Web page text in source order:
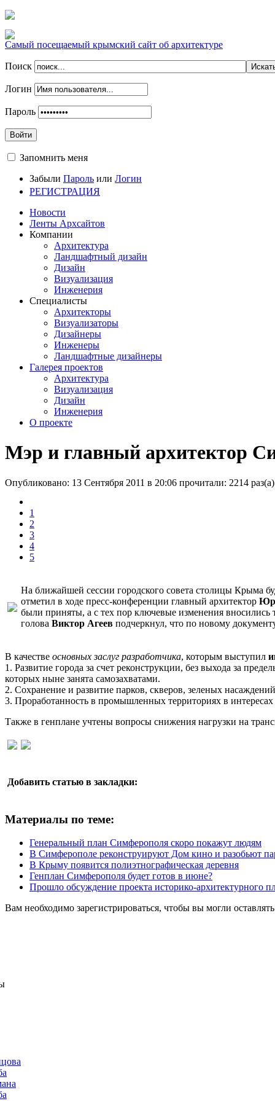
Самый посещаемый крымский сайт об архитектуре
Поиск
Логин
Пароль
Войти
Запомнить меня
Забыли Пароль или Логин
РЕГИСТРАЦИЯ
Новости
Ленты Архсайтов
Компании
Архитектура
Ландшафтный дизайн
Дизайн
Визуализация
Инженерия
Специалисты
Архитекторы
Визуализаторы
Дизайнеры
Инженеры
Ландшафтные дизайнеры
Галерея проектов
Архитектура
Визуализация
Дизайн
Инженерия
О проекте
Мэр и главный архитектор
Опубликовано: 13 Сентября 2011 в 20:06 прочитали: 2214 раз(а)
1
2
3
4
5
На ближайшей сессии городского совета столицы Крыма
отметил в ходе пресс-конференции главный архитектор
были приняты, а с тех пор ключевые изменения
голова Виктор Агеев подчеркнул, что по новому
В качестве основных заслуг разработчика, которым выступил
1. Развитие города за счет реконструкции, без выхода за
которых ныне занята самозахватами.
2. Сохранение и развитие парков, скверов, зеленых
3. Проработанность в промышленных территориях в
Также в генплане учтены вопросы снижения нагрузки на
Добавить статью в закладки:
Материалы по теме:
Генеральный план Симферополя скоро покажут людям
В Симферополе реконструируют Дом кино и разобьют
В Крыму появится полиэтнографическая деревня
Генплан Симферополя будет готов в июне?
Прошло обсуждение проекта историко-архитектурного
Вам необходимо зарегистрироваться, чтобы вы могли